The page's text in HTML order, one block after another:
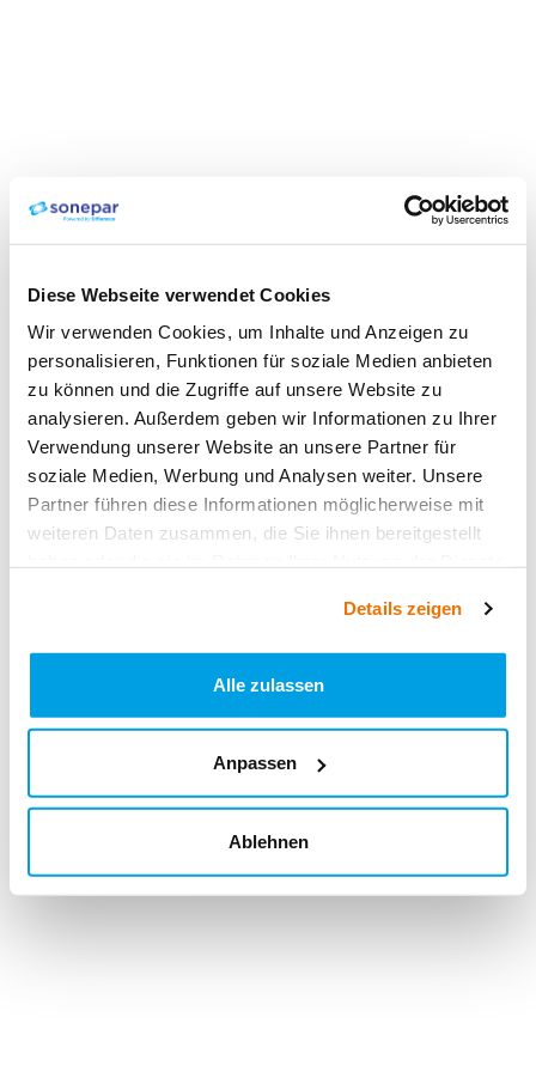
Diese Webseite verwendet Cookies
Wir verwenden Cookies, um Inhalte und Anzeigen zu
personalisieren, Funktionen für soziale Medien anbieten
zu können und die Zugriffe auf unsere Website zu
analysieren. Außerdem geben wir Informationen zu Ihrer
Verwendung unserer Website an unsere Partner für
soziale Medien, Werbung und Analysen weiter. Unsere
Partner führen diese Informationen möglicherweise mit
weiteren Daten zusammen, die Sie ihnen bereitgestellt
Details zeigen
Alle zulassen
Anpassen
Ablehnen